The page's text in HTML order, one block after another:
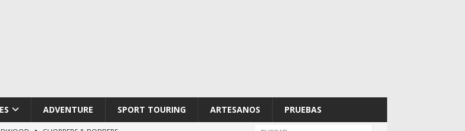
ADVENTURE SPORT TOURING ARTESANOS PRUEBAS